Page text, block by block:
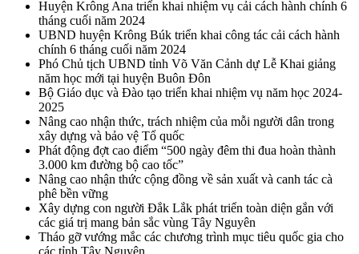
Huyện Krông Ana triển khai nhiệm vụ cải cách hành chính 6
tháng cuối năm 2024
UBND huyện Krông Búk triển khai công tác cải cách hành
chính 6 tháng cuối năm 2024
Phó Chủ tịch UBND tỉnh Võ Văn Cảnh dự Lễ Khai giảng
năm học mới tại huyện Buôn Đôn
Bộ Giáo dục và Đào tạo triển khai nhiệm vụ năm học 2024-
2025
Nâng cao nhận thức, trách nhiệm của mỗi người dân trong
xây dựng và bảo vệ Tổ quốc
Phát động đợt cao điểm “500 ngày đêm thi đua hoàn thành
3.000 km đường bộ cao tốc”
Nâng cao nhận thức cộng đồng về sản xuất và canh tác cà
phê bền vững
Xây dựng con người Đắk Lắk phát triển toàn diện gắn với
các giá trị mang bản sắc vùng Tây Nguyên
Tháo gỡ vướng mắc các chương trình mục tiêu quốc gia cho